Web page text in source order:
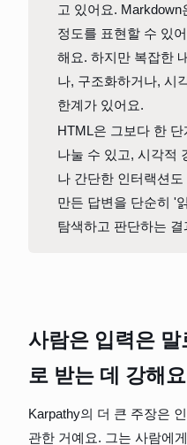
고 있어요.
정도를 표현할 수 있
해요. 하지만 복잡한
나, 구조화하거나, 시
한계가 있어요.
HTML은 그보다 한
나눌 수 있고, 시각적
나 간단한 인터랙션
만든 답변을 단순히 '
탐색하고 판단하는
사람은 입력은
로 받는 데 강해요
Karpathy의 더 큰 주장은
관한 거예요. 그는 사람에